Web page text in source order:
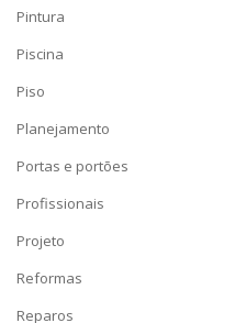
Pintura
Piscina
Piso
Planejamento
Portas e portões
Profissionais
Projeto
Reformas
Reparos